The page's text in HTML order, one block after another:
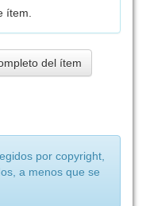
ítem.
del ítem
por copyright,
a menos que se